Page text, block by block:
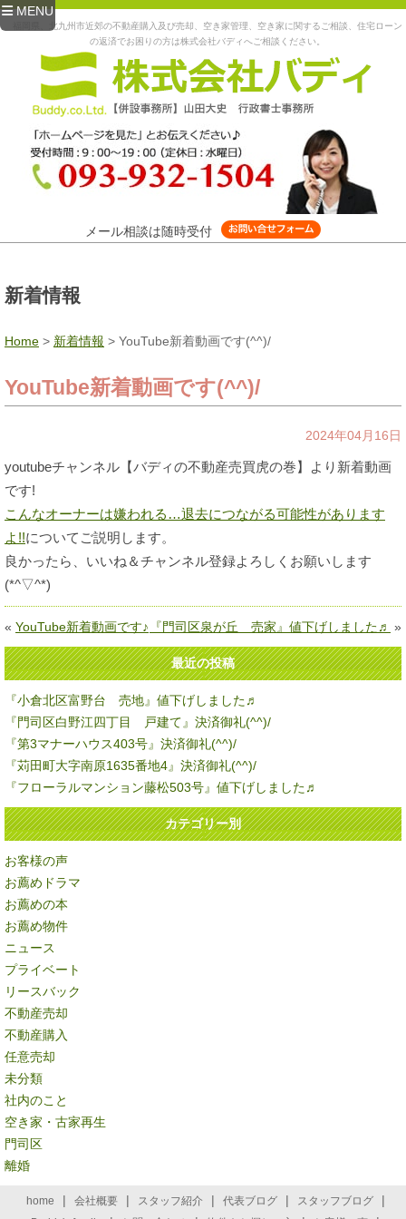
MENU
福岡県、北九州市近郊の不動産購入及び売却、空き家管理、空き家に関するご相談、住宅ローン
の返済でお困りの方は株式会社バディへご相談ください。
メール相談は随時受付
新着情報
Home > 新着情報 > YouTube新着動画です(^^)/
YouTube新着動画です(^^)/
2024年04月16日
youtubeチャンネル【バディの不動産売買虎の巻】より新着動画
です!
こんなオーナーは嫌われる…退去につながる可能性があります
よ!!についてご説明します。
良かったら、いいね＆チャンネル登録よろしくお願いします
(*^▽^*)
« YouTube新着動画です♪ 『門司区泉が丘 売家』値下げしました♬ »
最近の投稿
『小倉北区富野台 売地』値下げしました♬
『門司区白野江四丁目 戸建て』決済御礼(^^)/
『第3マナーハウス403号』決済御礼(^^)/
『苅田町大字南原1635番地4』決済御礼(^^)/
『フローラルマンション藤松503号』値下げしました♬
カテゴリー別
お客様の声
お薦めドラマ
お薦めの本
お薦め物件
ニュース
プライベート
リースバック
不動産売却
不動産購入
任意売却
未分類
社内のこと
空き家・古家再生
門司区
離婚
home | 会社概要 | スタッフ紹介 | 代表ブログ | スタッフブログ |